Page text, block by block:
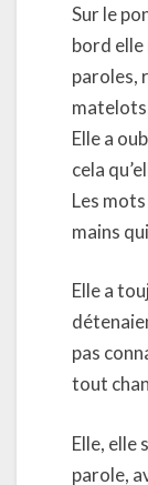
Sur le
bord elle
paroles,
Elle a
cela
Les
mains
Elle a
pas
tout
Elle, elle
parole,